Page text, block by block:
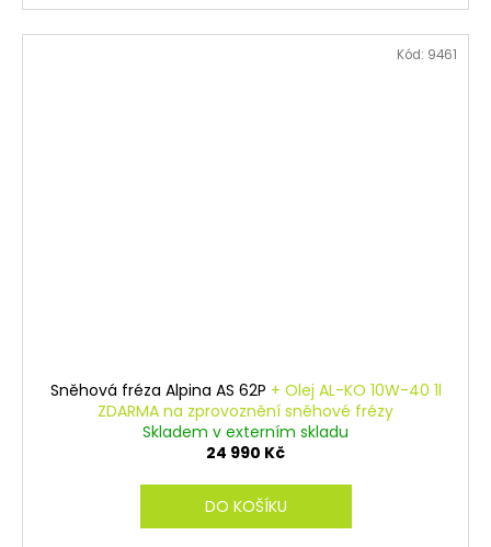
Sněhová fréza Alpina AS 62P + Olej AL-KO 10W-40 1l
ZDARMA na zprovoznění sněhové frézy
Skladem v externím skladu
24 990 Kč
DO KOŠÍKU
Kód: 9461